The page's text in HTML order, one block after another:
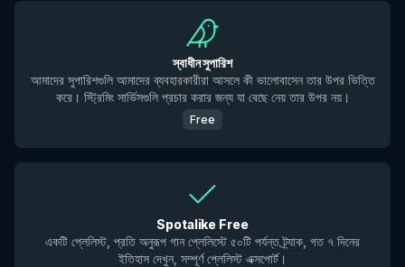
স্বাধীন সুপারিশ
আমাদের সুপারিশগুলি আমাদের ব্যবহারকারীরা আসলে কী ভালোবাসেন তার উপর ভিত্তি
করে। স্ট্রিমিং সার্ভিসগুলি প্রচার করার জন্য যা বেছে নেয় তার উপর নয়।
Free
Spotalike Free
একটি প্লেলিস্ট, প্রতি অনুরূপ গান প্লেলিস্টে ৫০টি পর্যন্ত ট্র্যাক, গত ৭ দিনের
ইতিহাস দেখুন, সম্পূর্ণ প্লেলিস্ট এক্সপোর্ট।